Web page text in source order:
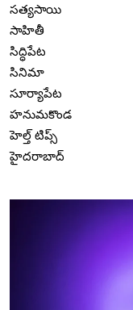
సత్యసాయి
సాహితీ
సిద్ధిపేట
సినిమా
సూర్యాపేట
హనుమకొండ
హెల్త్ టిప్స్
హైదరాబాద్